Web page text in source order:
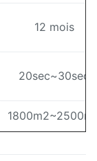
12 mois
20sec~30sec